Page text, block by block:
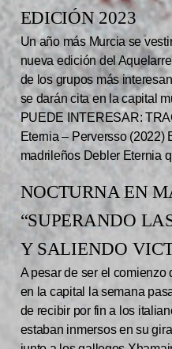
EDICIÓN 2023
Un año más Murcia se
nueva edición del
de los grupos más
se darán cita en la capital
PUEDE INTERESAR:
Eternia – Perversso (2022)
madrileños Debler Eternia
NOCTURNA EN
“SUPERANDO
Y SALIENDO
A pesar de ser el comienzo
en la capital la semana
de recibir por fin a los
estaban inmersos en su